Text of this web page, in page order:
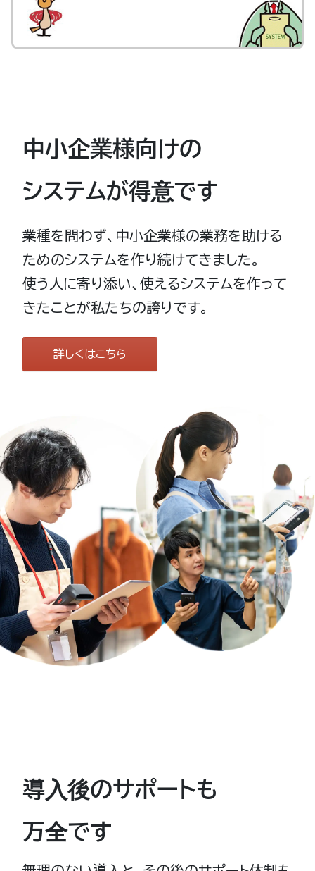
中小企業様向けの
システムが得意です
業種を問わず、中小企業様の業務を助ける
ためのシステムを作り続けてきました。
使う人に寄り添い、使えるシステムを作って
きたことが私たちの誇りです。
詳しくはこちら
導入後のサポートも
万全です